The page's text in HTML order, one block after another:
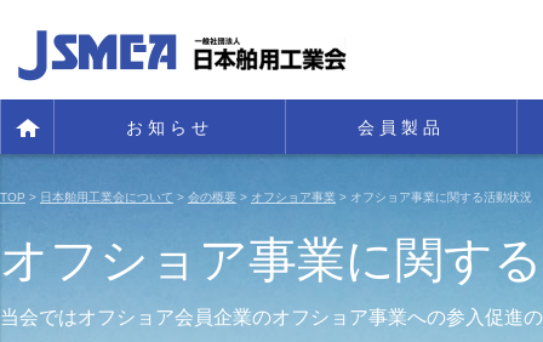
お知らせ 会員製品
TOP > 日本舶用工業会について > 会の概要 > オフショア事業 > オフショア事業に関する活動状況
オフショア事業に関す
当会ではオフショア会員企業のオフショア事業への参入促進